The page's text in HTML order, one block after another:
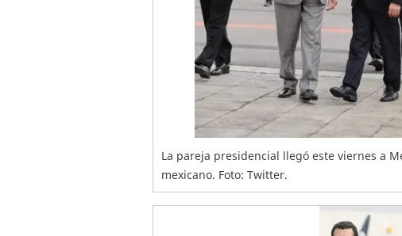
La pareja presidencial llegó este viernes a
mexicano. Foto: Twitter.